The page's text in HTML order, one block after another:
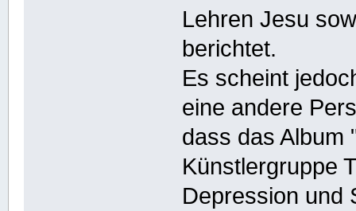
Lehren Jesu
berichtet.
Es scheint
eine andere
dass das Album
Künstlergruppe
Depression und